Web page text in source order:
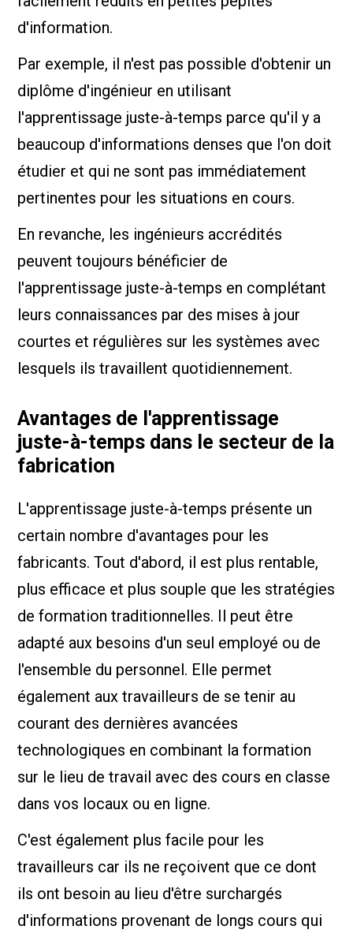
d'information.
Par exemple, il n'est pas possible d'obtenir un
diplôme d'ingénieur en utilisant
l'apprentissage juste-à-temps parce qu'il y a
beaucoup d'informations denses que l'on doit
étudier et qui ne sont pas immédiatement
pertinentes pour les situations en cours.
En revanche, les ingénieurs accrédités
peuvent toujours bénéficier de
l'apprentissage juste-à-temps en complétant
leurs connaissances par des mises à jour
courtes et régulières sur les systèmes avec
lesquels ils travaillent quotidiennement.
Avantages de l'apprentissage
juste-à-temps dans le secteur de la
fabrication
L'apprentissage juste-à-temps présente un
certain nombre d'avantages pour les
fabricants. Tout d'abord, il est plus rentable,
plus efficace et plus souple que les stratégies
de formation traditionnelles. Il peut être
adapté aux besoins d'un seul employé ou de
l'ensemble du personnel. Elle permet
également aux travailleurs de se tenir au
courant des dernières avancées
technologiques en combinant la formation
sur le lieu de travail avec des cours en classe
dans vos locaux ou en ligne.
C'est également plus facile pour les
travailleurs car ils ne reçoivent que ce dont
ils ont besoin au lieu d'être surchargés
d'informations provenant de longs cours qui